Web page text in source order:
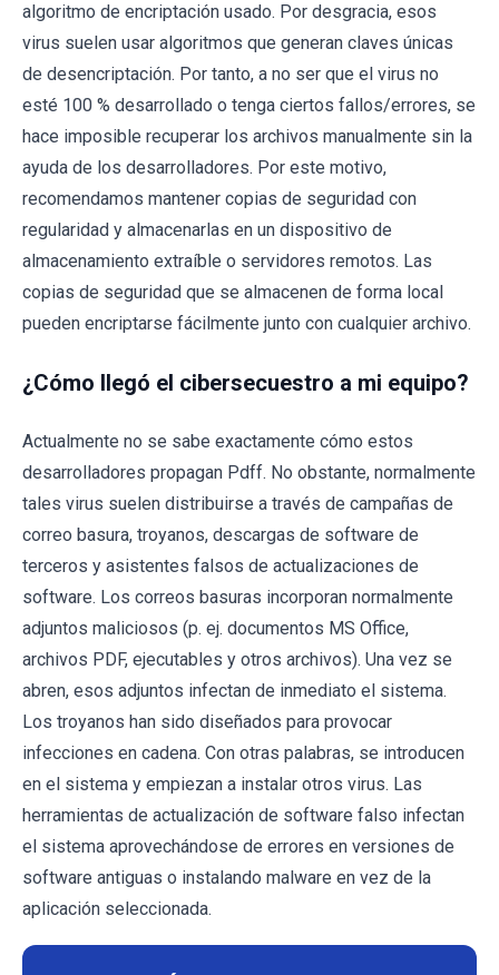
algoritmo de encriptación usado. Por desgracia, esos
virus suelen usar algoritmos que generan claves únicas
de desencriptación. Por tanto, a no ser que el virus no
esté 100 % desarrollado o tenga ciertos fallos/errores, se
hace imposible recuperar los archivos manualmente sin la
ayuda de los desarrolladores. Por este motivo,
recomendamos mantener copias de seguridad con
regularidad y almacenarlas en un dispositivo de
almacenamiento extraíble o servidores remotos. Las
copias de seguridad que se almacenen de forma local
pueden encriptarse fácilmente junto con cualquier archivo.
¿Cómo llegó el cibersecuestro a mi equipo?
Actualmente no se sabe exactamente cómo estos
desarrolladores propagan Pdff. No obstante, normalmente
tales virus suelen distribuirse a través de campañas de
correo basura, troyanos, descargas de software de
terceros y asistentes falsos de actualizaciones de
software. Los correos basuras incorporan normalmente
adjuntos maliciosos (p. ej. documentos MS Office,
archivos PDF, ejecutables y otros archivos). Una vez se
abren, esos adjuntos infectan de inmediato el sistema.
Los troyanos han sido diseñados para provocar
infecciones en cadena. Con otras palabras, se introducen
en el sistema y empiezan a instalar otros virus. Las
herramientas de actualización de software falso infectan
el sistema aprovechándose de errores en versiones de
software antiguas o instalando malware en vez de la
aplicación seleccionada.